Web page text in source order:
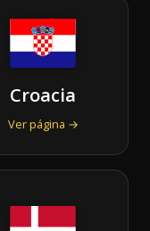
Croacia
Ver página →